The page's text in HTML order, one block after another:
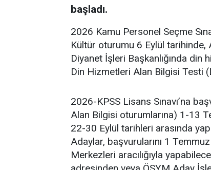
başladı.
2026 Kamu Personel Seçme
Kültür oturumu 6 Eylül tarihinde,
Diyanet İşleri Başkanlığında din
Din Hizmetleri Alan Bilgisi Testi
2026-KPSS Lisans Sınavı’na
Alan Bilgisi oturumlarına) 1-13
22-30 Eylül tarihleri arasında
Adaylar, başvurularını 1
Merkezleri aracılığıyla